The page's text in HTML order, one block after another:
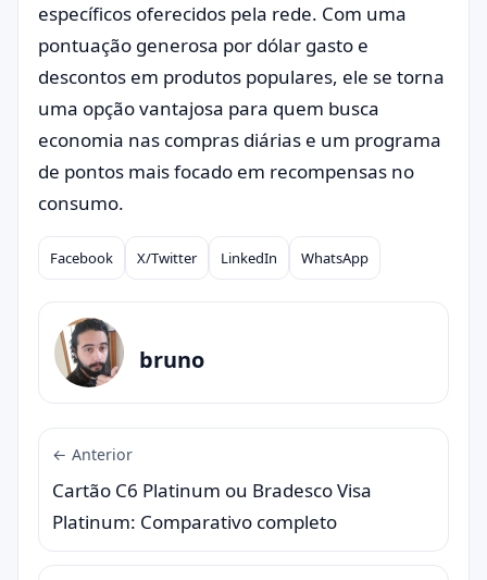
específicos oferecidos pela rede. Com uma
pontuação generosa por dólar gasto e
descontos em produtos populares, ele se torna
uma opção vantajosa para quem busca
economia nas compras diárias e um programa
de pontos mais focado em recompensas no
consumo.
Compartilhar
Facebook X/Twitter LinkedIn WhatsApp
bruno
← Anterior
Cartão C6 Platinum ou Bradesco Visa
Platinum: Comparativo completo